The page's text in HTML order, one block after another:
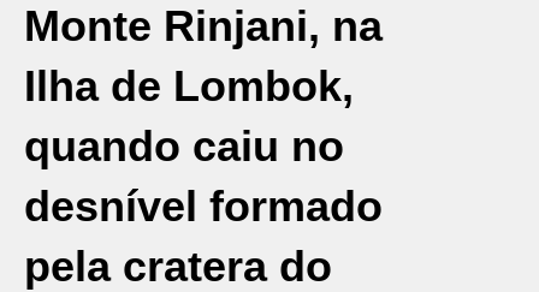
Monte Rinjani, na
Ilha de Lombok,
quando caiu no
desnível formado
pela cratera do